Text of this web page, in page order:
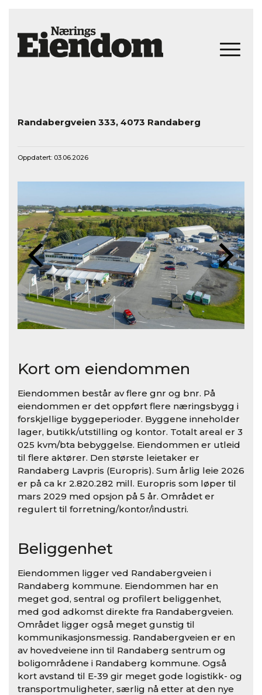
Randabergveien 333, 4073 Randaberg
Oppdatert: 03.06.2026
Kort om eiendommen
Eiendommen består av flere gnr og bnr. På
eiendommen er det oppført flere næringsbygg i
forskjellige byggeperioder. Byggene inneholder
lager, butikk/utstilling og kontor. Totalt areal er 3
025 kvm/bta bebyggelse. Eiendommen er utleid
til flere aktører. Den største leietaker er
Randaberg Lavpris (Europris). Sum årlig leie 2026
er på ca kr 2.820.282 mill. Europris som løper til
mars 2029 med opsjon på 5 år. Området er
regulert til forretning/kontor/industri.
Beliggenhet
Eiendommen ligger ved Randabergveien i
Randaberg kommune. Eiendommen har en
meget god, sentral og profilert beliggenhet,
med god adkomst direkte fra Randabergveien.
Området ligger også meget gunstig til
kommunikasjonsmessig. Randabergveien er en
av hovedveiene inn til Randaberg sentrum og
boligområdene i Randaberg kommune. Også
kort avstand til E-39 gir meget gode logistikk- og
transportmuligheter, særlig nå etter at den nye